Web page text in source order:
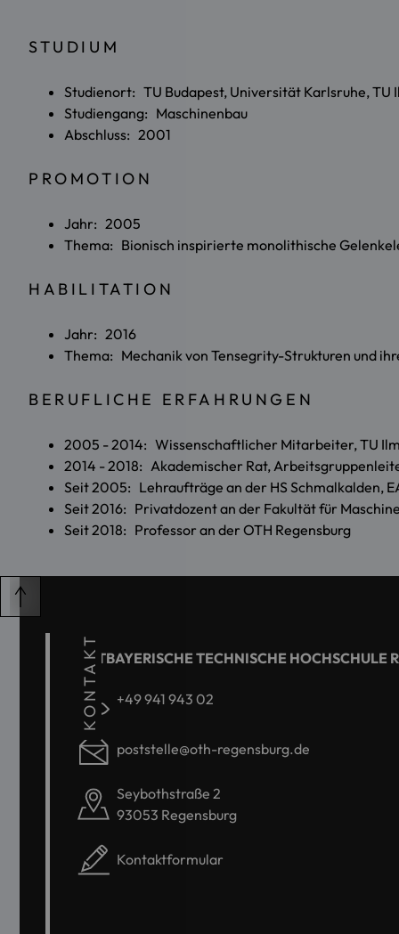
STUDIUM
Studienort: TU Budapest, Universität Karlsruhe, TU
Studiengang: Maschinenbau
Abschluss: 2001
PROMOTION
Jahr: 2005
Thema: Bionisch inspirierte monolithische
HABILITATION
Jahr: 2016
Thema: Mechanik von Tensegrity-Strukturen und
BERUFLICHE ERFAHRUNGEN
2005 - 2014: Wissenschaftlicher Mitarbeiter, TU
2014 - 2018: Akademischer Rat,
Seit 2005: Lehraufträge an der HS Schmalkalden,
Seit 2016: Privatdozent an der Fakultät für
Seit 2018: Professor an der OTH Regensburg
KONTAKT
OSTBAYERISCHE TECHNISCHE HOCHSCHULE
+49 941 943 02
poststelle@oth-regensburg.de
Seybothstraße 2
93053 Regensburg
Kontaktformular